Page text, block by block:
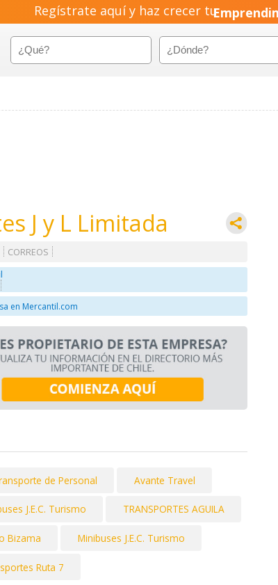
Regístrate aquí y haz crecer tu
J y L Limitada
CORREOS
en Mercantil.com
de Personal Avante Travel
J.E.C. Turismo TRANSPORTES AGUILA
Bizama Minibuses J.E.C. Turismo
Ruta 7